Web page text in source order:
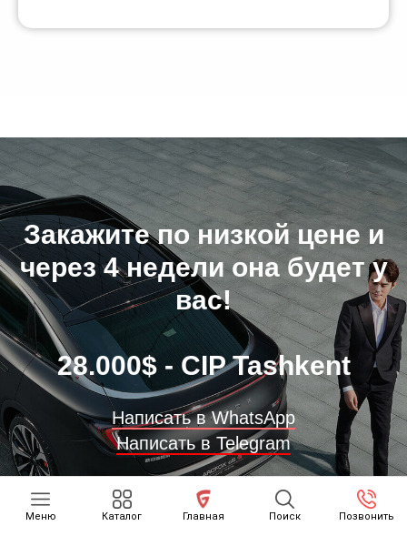
Меню Каталог Главная Поиск Позвонить
Закажите по низкой цене и
через 4 недели она будет у
вас!
28.000$ - CIP Tashkent
Написать в WhatsApp
Написать в Telegram